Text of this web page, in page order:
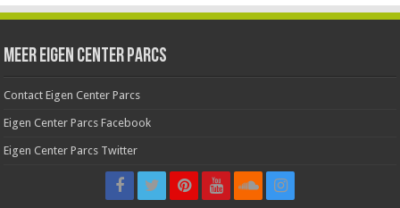
Meer Eigen Center Parcs
Contact Eigen Center Parcs
Eigen Center Parcs Facebook
Eigen Center Parcs Twitter